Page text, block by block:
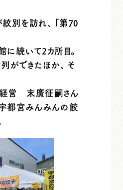
別を訪れ、 「第70
続いて2カ所目。
ができたほか、 そ
経営 末廣征嗣さん
宇都宮みんみんの餃